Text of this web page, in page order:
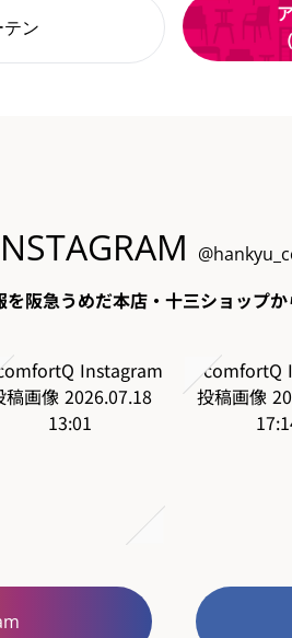
テン
を阪急うめだ本店・十三ショップ